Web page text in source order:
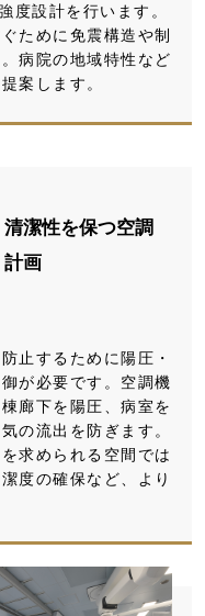
度設計を行います。
ために免震構造や制
病院の地域特性など
案します。
清潔性を保つ空調
計画
止するために陽圧・
が必要です。空調機
廊下を陽圧、病室を
の流出を防ぎます。
求められる空間では
度の確保など、より